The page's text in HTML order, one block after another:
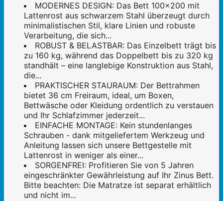
MODERNES DESIGN: Das Bett 100x200 mit
Lattenrost aus schwarzem Stahl überzeugt durch
minimalistischen Stil, klare Linien und robuste
Verarbeitung, die sich...
ROBUST & BELASTBAR: Das Einzelbett trägt bis
zu 160 kg, während das Doppelbett bis zu 320 kg
standhält – eine langlebige Konstruktion aus Stahl,
die...
PRAKTISCHER STAURAUM: Der Bettrahmen
bietet 36 cm Freiraum, ideal, um Boxen,
Bettwäsche oder Kleidung ordentlich zu verstauen
und Ihr Schlafzimmer jederzeit...
EINFACHE MONTAGE: Kein stundenlanges
Schrauben - dank mitgeliefertem Werkzeug und
Anleitung lassen sich unsere Bettgestelle mit
Lattenrost in weniger als einer...
SORGENFREI: Profitieren Sie von 5 Jahren
eingeschränkter Gewährleistung auf Ihr Zinus Bett.
Bitte beachten: Die Matratze ist separat erhältlich
und nicht im...